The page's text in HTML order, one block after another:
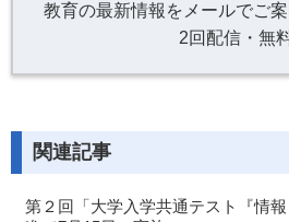
教育の最新情報をメールでご
2回配信・無料
関連記事
第２回「大学入学共通テスト『情